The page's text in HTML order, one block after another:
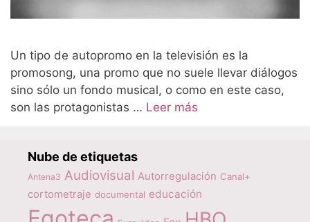
Un tipo de autopromo en la televisión es la
promosong, una promo que no suele llevar diálogos
sino sólo un fondo musical, o como en este caso,
son las protagonistas … Leer más
Nube de etiquetas
Antena3 Audiovisual Autorregulación Canal+
cortometraje documental educación